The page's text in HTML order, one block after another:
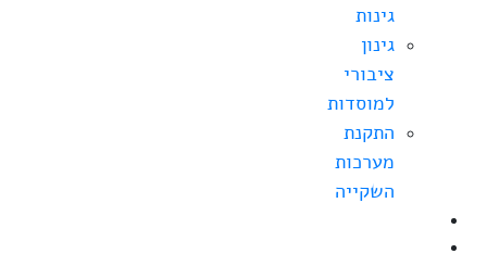
גינות
גינון
ציבורי
למוסדות
התקנת
מערכות
השקייה